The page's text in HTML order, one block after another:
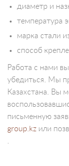
диаметр и
температура
марка стали
способ
Работа с нами
убедиться. Мы
Казахстана. Вы
письменную
group.kz или